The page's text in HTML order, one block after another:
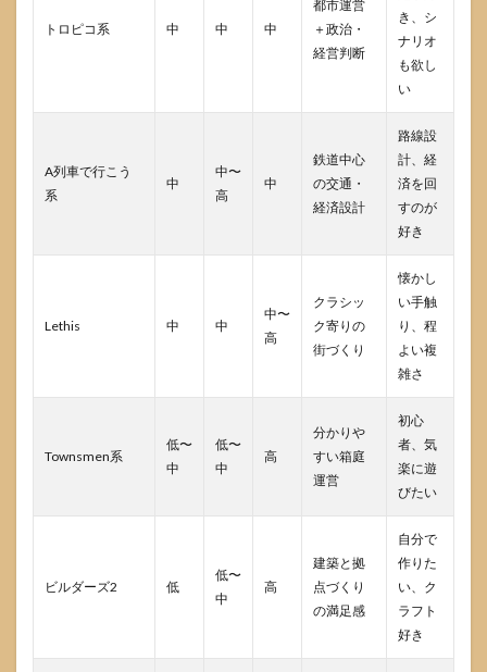
トロピコ系 中 中 中
都市運営
＋政治・
経営判断
き、シ
ナリオ
も欲し
い
A列車で行こう
系
中
中〜
高
中
鉄道中心
の交通・
経済設計
路線設
計、経
済を回
すのが
好き
Lethis 中 中
中〜
高
クラシッ
ク寄りの
街づくり
懐かし
い手触
り、程
よい複
雑さ
Townsmen系
低〜
中
低〜
中
高
分かりや
すい箱庭
運営
初心
者、気
楽に遊
びたい
ビルダーズ2 低
低〜
中
高
建築と拠
点づくり
の満足感
自分で
作りた
い、ク
ラフト
好き